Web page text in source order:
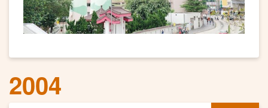
2004